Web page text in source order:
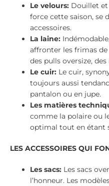
Le velours: Douillet et
force cette saison, se
accessoires.
La laine:
affronter les frimas de
des pulls oversize,
Le cuir: Le cuir,
toujours aussi
pantalon ou en jupe.
Les matières
comme la polaire ou
optimal tout en étant
LES ACCESSOIRES QUI
Les sacs: Les sacs
l’honneur. Les